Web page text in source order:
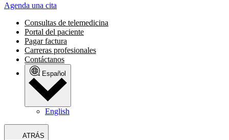
Agenda una cita
Consultas de telemedicina
Portal del paciente
Pagar factura
Carreras profesionales
Contáctanos
Español
English
ATRÁS